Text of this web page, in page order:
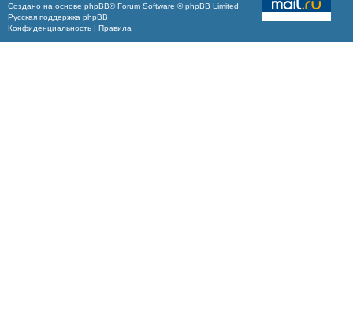
Создано на основе phpBB® Forum Software © phpBB Limited
Русская поддержка phpBB
Конфиденциальность | Правила